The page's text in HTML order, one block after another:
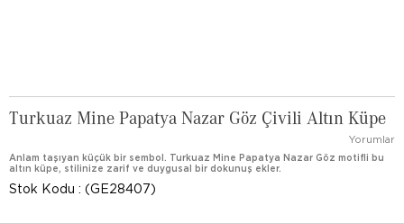
Turkuaz Mine Papatya Nazar Göz Çivili Altın Küpe
Yorumlar
Anlam taşıyan küçük bir sembol. Turkuaz Mine Papatya Nazar Göz motifli bu
altın küpe, stilinize zarif ve duygusal bir dokunuş ekler.
Stok Kodu (GE28407)